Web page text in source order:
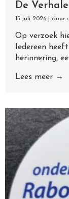
De
15 juli 2026 door
Op verzoek
Iedereen
herinnering,
Lees meer →